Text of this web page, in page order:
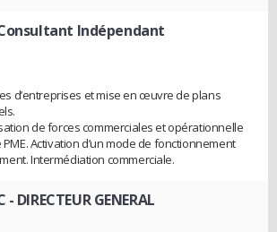
Indépendant
d’entreprises et mise en œuvre de plans
de forces commerciales et opérationnelle
Activation d’un mode de fonctionnement
Intermédiation commerciale.
- DIRECTEUR GENERAL